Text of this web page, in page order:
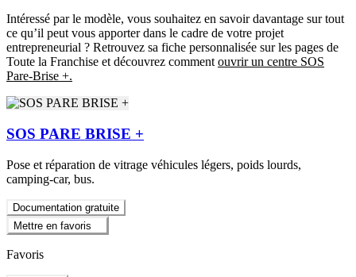
Intéressé par le modèle, vous souhaitez en savoir davantage sur tout
ce qu’il peut vous apporter dans le cadre de votre projet
entrepreneurial ? Retrouvez sa fiche personnalisée sur les pages de
Toute la Franchise et découvrez commentouvrir un centre SOS
Pare-Brise +.
SOS PARE BRISE +
Pose et réparation de vitrage véhicules légers, poids lourds,
camping-car, bus.
Documentation gratuite
Mettre en favoris
Favoris